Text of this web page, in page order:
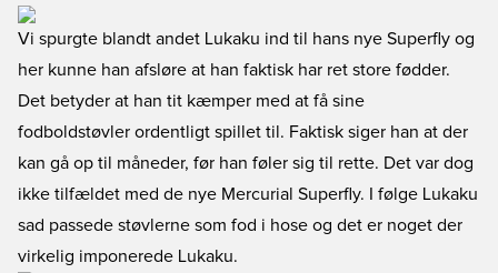
Vi spurgte blandt andet Lukaku ind til hans nye Superfly og
her kunne han afsløre at han faktisk har ret store fødder.
Det betyder at han tit kæmper med at få sine
fodboldstøvler ordentligt spillet til. Faktisk siger han at der
kan gå op til måneder, før han føler sig til rette. Det var dog
ikke tilfældet med de nye Mercurial Superfly. I følge Lukaku
sad passede støvlerne som fod i hose og det er noget der
virkelig imponerede Lukaku.